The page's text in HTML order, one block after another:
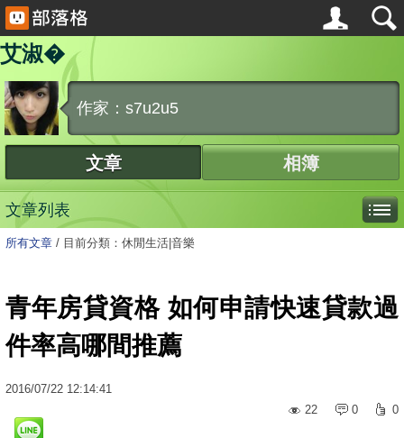
艾淑�
作家：s7u2u5
文章 相簿
文章列表
所有文章 / 目前分類：休閒生活|音樂
青年房貸資格 如何申請快速貸款過
件率高哪間推薦
2016/07/22 12:14:41
22
0 0